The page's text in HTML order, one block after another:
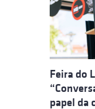
Feira do
papel da